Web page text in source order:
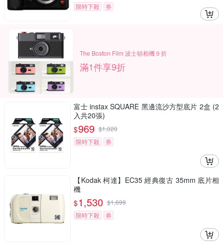
限時下殺 券
The Boston Film 波士頓相機９折
滿1件享9折
富士 instax SQUARE 黑邊流沙方型底片 2盒 (2
入共20張)
$969 $1,020
限時下殺
券
【Kodak 柯達】EC35 經典復古 35mm 底片相
機
$1,530 $1,699
限時下殺
券